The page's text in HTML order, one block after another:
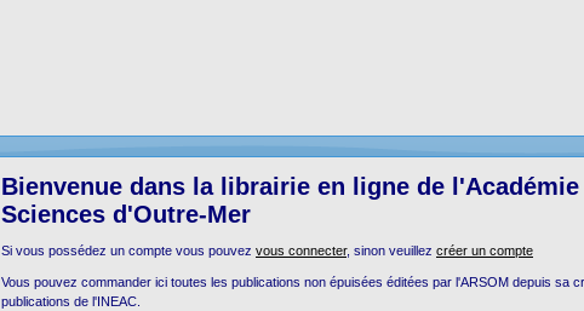
Bienvenue dans la librairie en ligne de l'Académie
Sciences d'Outre-Mer
Si vous possédez un compte vous pouvez vous connecter, sinon veuillez créer un compte
Vous pouvez commander ici toutes les publications non épuisées éditées par l'ARSOM depuis sa
publications de l'INEAC.